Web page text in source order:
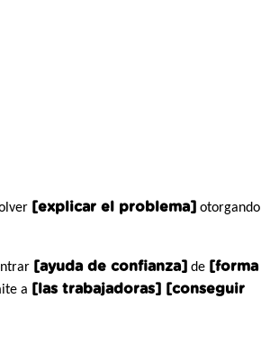
[explicar el problema] otorgando
[ayuda de confianza] de [forma
a [las trabajadoras] [conseguir